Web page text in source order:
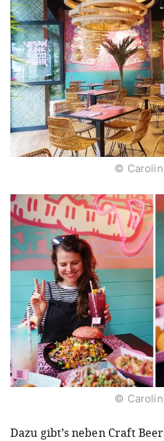
©
©
Dazu gibt’s neben Craft